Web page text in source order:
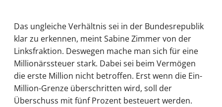
Das ungleiche Verhältnis sei in der Bundesrepublik
klar zu erkennen, meint Sabine Zimmer von der
Linksfraktion. Deswegen mache man sich für eine
Millionärssteuer stark. Dabei sei beim Vermögen
die erste Million nicht betroffen. Erst wenn die Ein-
Million-Grenze überschritten wird, soll der
Überschuss mit fünf Prozent besteuert werden.